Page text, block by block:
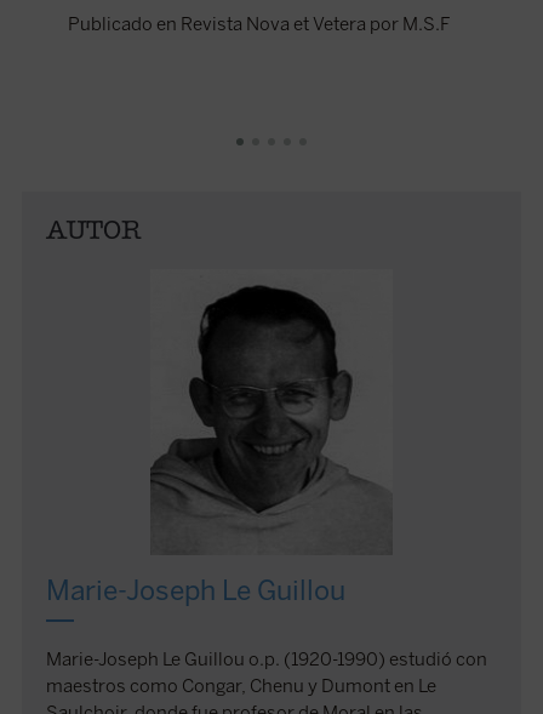
Publicado en Revista Nova et Vetera por M.S.F
AUTOR
Marie-Joseph Le Guillou
Marie-Joseph Le Guillou o.p. (1920-1990) estudió con
maestros como Congar, Chenu y Dumont en Le